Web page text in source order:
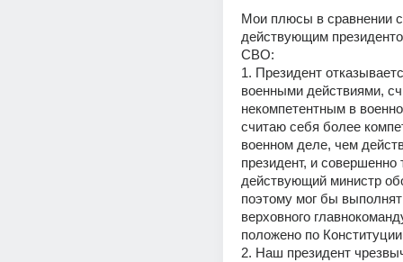
Мои плюсы в сравнении с
действующим
СВО:
1. Президент
военными действиями,
некомпетентным в
считаю себя более
военном деле, чем
президент, и совершенно
действующий министр
поэтому мог бы
верховного
положено по
2. Наш президент